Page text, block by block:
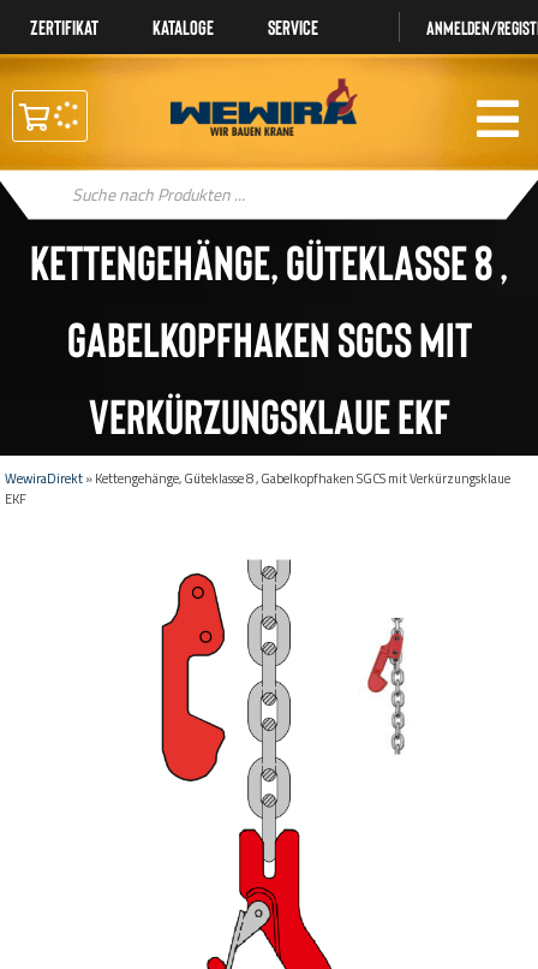
Zertifikat Kataloge Service Anmelden/
Products
search
Kettengehänge, Güteklasse 8 ,
Gabelkopfhaken SGCS mit
Verkürzungsklaue EKF
WewiraDirekt»Kettengehänge, Güteklasse 8 , Gabelkopfhaken SGCS mit Verkürzungsklaue
EKF